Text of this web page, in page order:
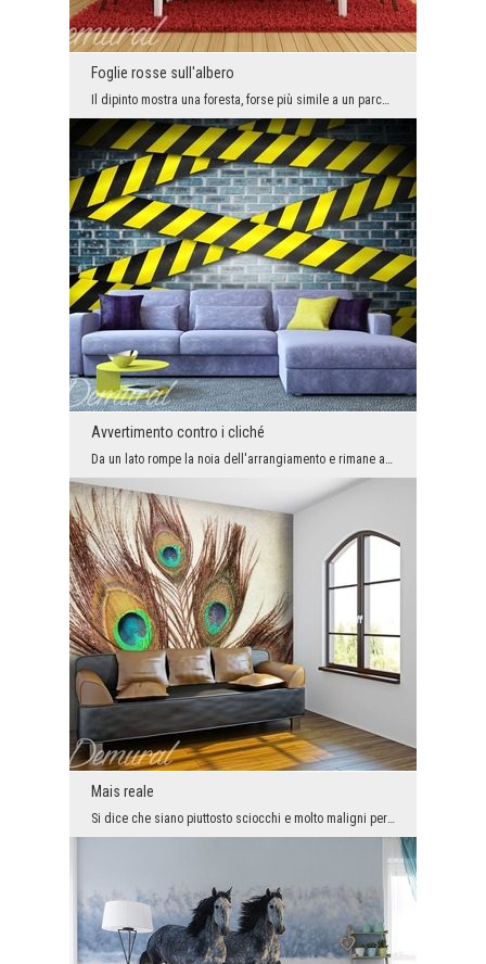
Foglie rosse sull'albero
Il dipinto mostra una foresta, forse più simile a un parco. Le passeggiate autunnali nel parco of...
Avvertimento contro i cliché
Da un lato rompe la noia dell'arrangiamento e rimane a lungo nella memoria dei nostri ospiti, dal...
Mais reale
Si dice che siano piuttosto sciocchi e molto maligni per natura. Queste qualità negative non sign...